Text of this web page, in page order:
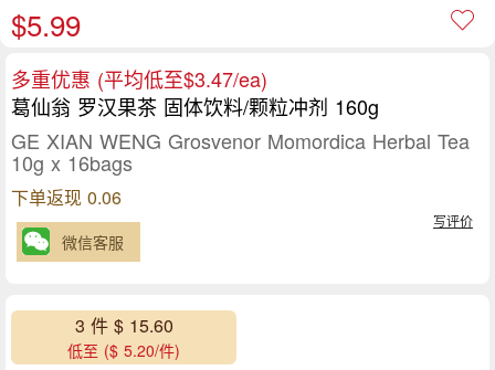
$5.99
多重优惠 (平均低至$3.47/ea)
葛仙翁 罗汉果茶 固体饮料/颗粒冲剂 160g
GE XIAN WENG Grosvenor Momordica Herbal Tea
10g x 16bags
下单返现 0.06
写评价
微信客服
3 件 $ 15.60
低至 ($ 5.20/件)